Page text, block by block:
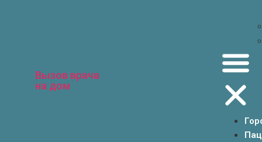
Вызов врача
на дом